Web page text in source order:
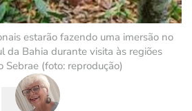
estarão fazendo uma imersão no
da Bahia durante visita às regiões
Sebrae (foto: reprodução)